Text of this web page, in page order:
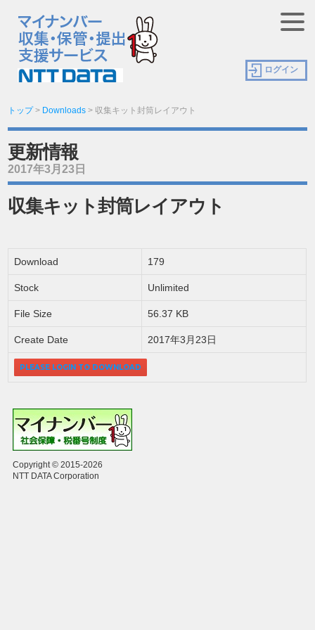
ログイン
トップ> Downloads > 収集キット封筒レイアウト
更新情報
2017年3月23日
収集キット封筒レイアウト
Download 179
Stock Unlimited
File Size 56.37 KB
Create Date 2017年3月23日
PLEASE LOGIN TO DOWNLOAD
Copyright © 2015-2026
NTT DATA Corporation